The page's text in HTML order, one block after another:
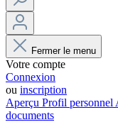
Fermer le menu
Votre compte
Connexion
ou inscription
Aperçu Profil personnel
documents